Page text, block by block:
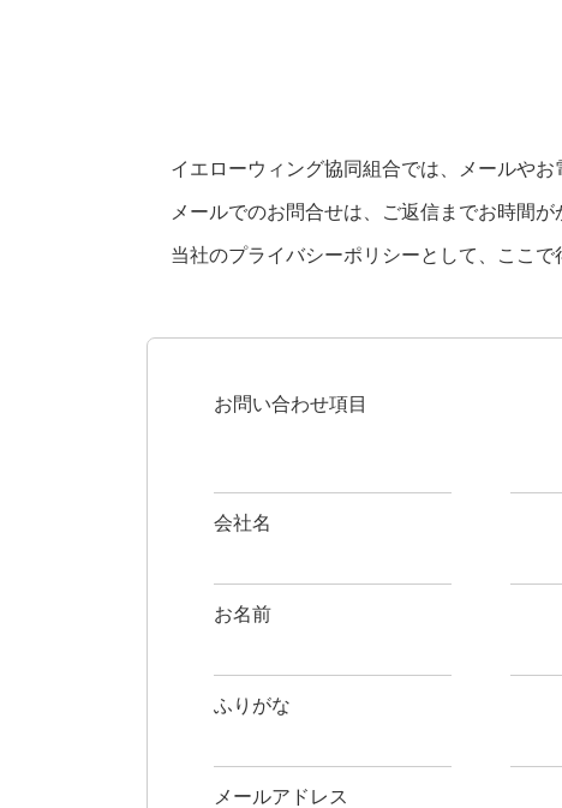
イエローウィング協同組合では、メールやお
メールでのお問合せは、ご返信までお時間
当社のプライバシーポリシーとして、ここ
お問い合わせ項目
会社名
お名前
ふりがな
メールアドレス